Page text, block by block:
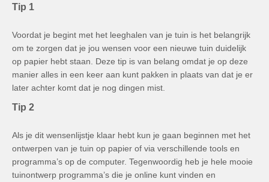
Tip 1
Voordat je begint met het leeghalen van je tuin is het belangrijk
om te zorgen dat je jou wensen voor een nieuwe tuin duidelijk
op papier hebt staan. Deze tip is van belang omdat je op deze
manier alles in een keer aan kunt pakken in plaats van dat je er
later achter komt dat je nog dingen mist.
Tip 2
Als je dit wensenlijstje klaar hebt kun je gaan beginnen met het
ontwerpen van je tuin op papier of via verschillende tools en
programma’s op de computer. Tegenwoordig heb je hele mooie
tuinontwerp programma’s die je online kunt vinden en